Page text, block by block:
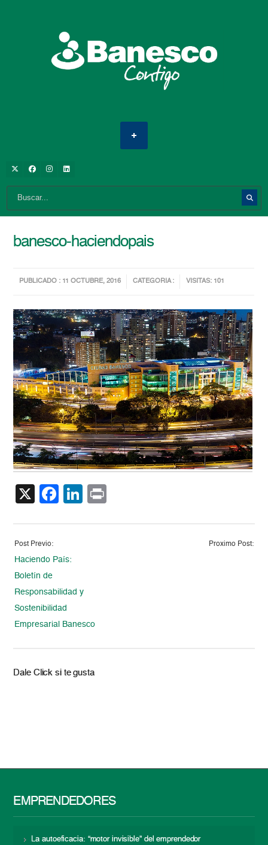
banesco-haciendopais
PUBLICADO : 11 OCTUBRE, 2016 CATEGORIA : VISITAS: 101
X Facebook
LinkedIn
Post Previo:
Haciendo País:
Boletín de
Responsabilidad y
Sostenibilidad
Empresarial Banesco
Proximo Post:
Dale Click si te gusta
EMPRENDEDORES
La autoeficacia: “motor invisible” del emprendedor